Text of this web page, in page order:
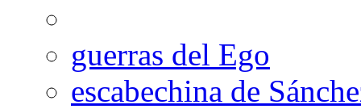
guerras del Ego
escabechina de